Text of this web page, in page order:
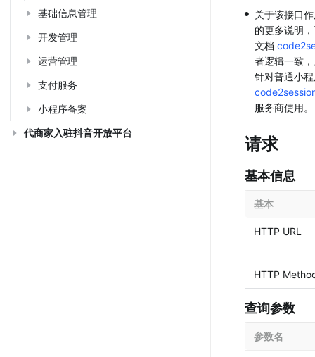
基础信息管理
开发管理
运营管理
支付服务
小程序备案
代商家入驻抖音开放平台
• 关于该接口
的更多说明
文档
者逻辑一致
服务商使用。
请求
基本信息
基本
HTTP URL
HTTP
查询参数
参数名